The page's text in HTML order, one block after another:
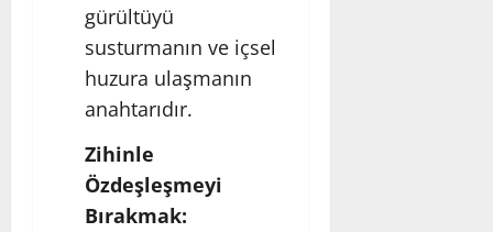
gürültüyü
susturmanın ve içsel
huzura ulaşmanın
anahtarıdır.
Zihinle
Özdeşleşmeyi
Bırakmak: